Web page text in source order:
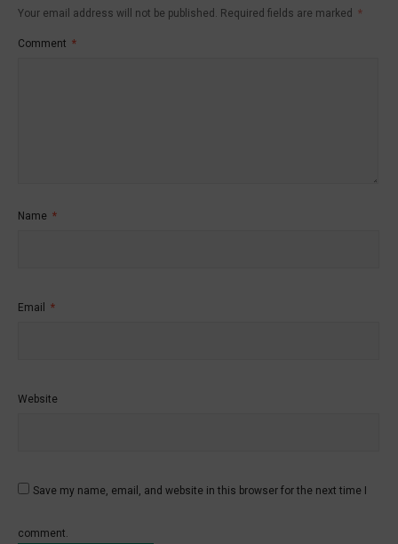
Your email address will not be published. Required fields are marked *
Comment *
Name *
Email *
Website
Save my name, email, and website in this browser for the next time I
comment.